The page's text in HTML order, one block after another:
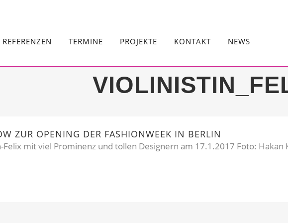
REFERENZEN TERMINE PROJEKTE KONTAKT NEWS
ZUR OPENING DER FASHIONWEEK IN BERLIN
Felix mit viel Prominenz und tollen Designern am 17.1.2017 Foto: Hakan